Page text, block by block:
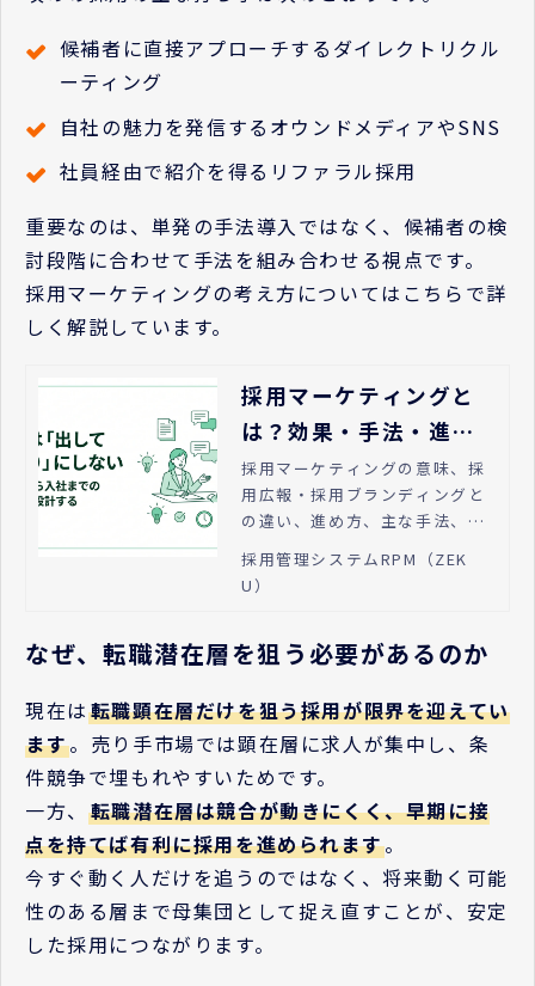
候補者に直接アプローチするダイレクトリクル
ーティング
自社の魅力を発信するオウンドメディアやSNS
社員経由で紹介を得るリファラル採用
重要なのは、単発の手法導入ではなく、候補者の検
討段階に合わせて手法を組み合わせる視点です。
採用マーケティングの考え方についてはこちらで詳
しく解説しています。
採用マーケティングと
は？効果・手法・進め
方を解説
採用マーケティングの意味、採
用広報・採用ブランディングと
の違い、進め方、主な手法、指
標管理を解説。
採用管理システムRPM（ZEK
U）
なぜ、転職潜在層を狙う必要があるのか
現在は 転職顕在層だけを狙う採用が限界を迎えてい
ます。売り手市場では顕在層に求人が集中し、条
件競争で埋もれやすいためです。
一方、 転職潜在層は競合が動きにくく、早期に接
点を持てば有利に採用を進められます。
今すぐ動く人だけを追うのではなく、将来動く可能
性のある層まで母集団として捉え直すことが、安定
した採用につながります。